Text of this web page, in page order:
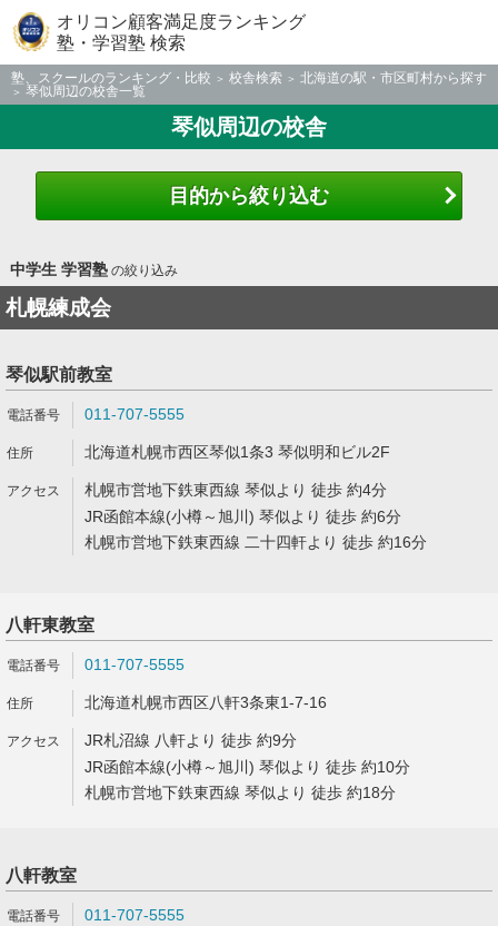
オリコン顧客満足度ランキング
塾・学習塾 検索
塾、スクールのランキング・比較 校舎検索
北海道の駅・市区町村から探す
琴似周辺の校舎一覧
琴似周辺の校舎
目的から絞り込む
中学生 学習塾の絞り込み
札幌練成会
琴似駅前教室
011-707-5555
北海道札幌市西区琴似1条3 琴似明和ビル2F
札幌市営地下鉄東西線 琴似より 徒歩 約4分
JR函館本線(小樽～旭川) 琴似より 徒歩 約6分
札幌市営地下鉄東西線 二十四軒より 徒歩 約16分
八軒東教室
011-707-5555
北海道札幌市西区八軒3条東1-7-16
JR札沼線 八軒より 徒歩 約9分
JR函館本線(小樽～旭川) 琴似より 徒歩 約10分
札幌市営地下鉄東西線 琴似より 徒歩 約18分
八軒教室
011-707-5555